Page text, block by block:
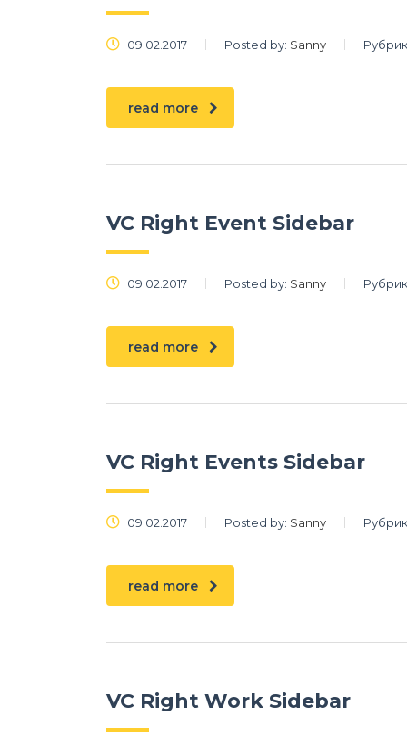
09.02.2017 Posted by: Sanny
read more
VC Right Event Sidebar
09.02.2017 Posted by: Sanny
read more
VC Right Events Sidebar
09.02.2017 Posted by: Sanny
read more
VC Right Work Sidebar